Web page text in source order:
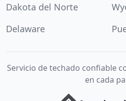
Dakota del Norte
Delaware
Servicio de techado confiable
en cada